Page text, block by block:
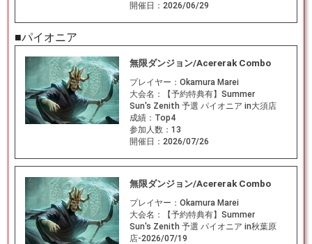
開催日： 2026/06/29
■パイオニア
無限ダンジョン/Acererak Combo
プレイヤー： Okamura Marei
大会名：
【予約特典有】Summer
Sun's Zenith 予選 パイオニア in大須店
成績： Top4
参加人数： 13
開催日： 2026/07/26
無限ダンジョン/Acererak Combo
プレイヤー： Okamura Marei
大会名：
【予約特典有】Summer
Sun's Zenith 予選 パイオニア in秋葉原
店-2026/07/19